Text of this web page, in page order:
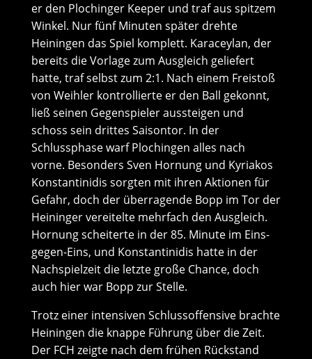
er den Plochinger Keeper und traf aus spitzem
Winkel. Nur fünf Minuten später drehte
Heiningen das Spiel komplett. Karaceylan, der
bereits die Vorlage zum Ausgleich geliefert
hatte, traf selbst zum 2:1. Nach einem Freistoß
von Weihler kontrollierte er den Ball gekonnt,
ließ seinen Gegenspieler aussteigen und
schoss sein drittes Saisontor. In der
Schlussphase warf Plochingen alles nach
vorne. Besonders Sven Hornung und Kyriakos
Konstantinidis sorgten mit ihren Aktionen für
Gefahr, doch der überragende Bopp im Tor der
Heininger vereitelte mehrfach den Ausgleich.
Hornung scheiterte in der 85. Minute im Eins-
gegen-Eins, und Konstantinidis hatte in der
Nachspielzeit die letzte große Chance, doch
auch hier war Bopp zur Stelle.
Trotz einer intensiven Schlussoffensive brachte
Heiningen die knappe Führung über die Zeit.
Der FCH zeigte nach dem frühen Rückstand